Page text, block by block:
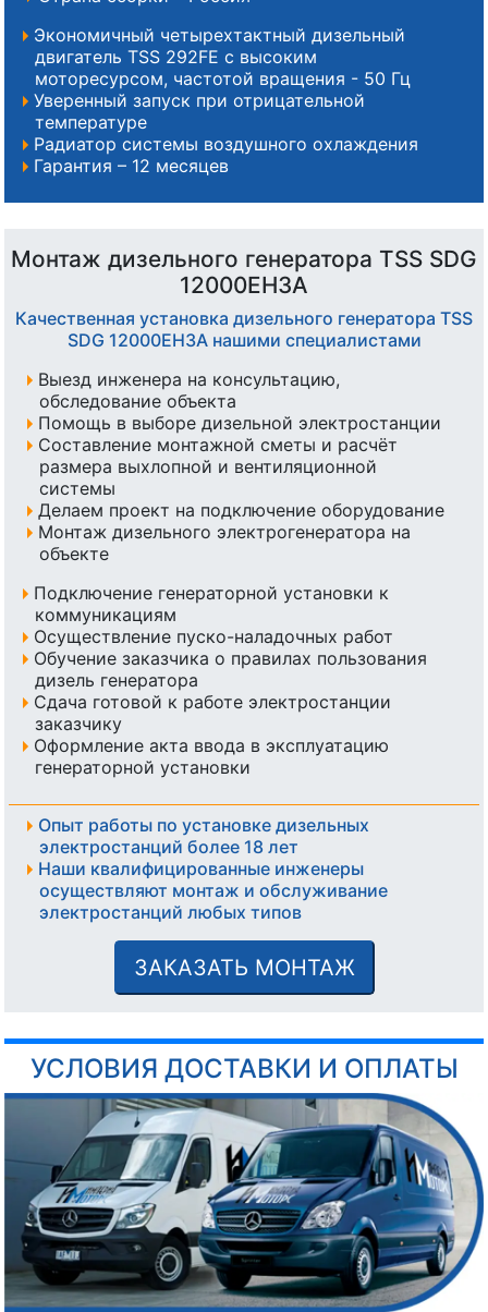
Экономичный четырехтактный дизельный
двигатель TSS 292FE с высоким
моторесурсом, частотой вращения - 50 Гц
Уверенный запуск при отрицательной
температуре
Радиатор системы воздушного охлаждения
Гарантия – 12 месяцев
Монтаж дизельного генератора TSS SDG
12000EH3A
Качественная установка дизельного генератора TSS
SDG 12000EH3A нашими специалистами
Выезд инженера на консультацию,
обследование объекта
Помощь в выборе дизельной электростанции
Составление монтажной сметы и расчёт
размера выхлопной и вентиляционной
системы
Делаем проект на подключение оборудование
Монтаж дизельного электрогенератора на
объекте
Подключение генераторной установки к
коммуникациям
Осуществление пуско-наладочных работ
Обучение заказчика о правилах пользования
дизель генератора
Сдача готовой к работе электростанции
заказчику
Оформление акта ввода в эксплуатацию
генераторной установки
Опыт работы по установке дизельных
электростанций более 18 лет
Наши квалифицированные инженеры
осуществляют монтаж и обслуживание
электростанций любых типов
ЗАКАЗАТЬ МОНТАЖ
УСЛОВИЯ ДОСТАВКИ И ОПЛАТЫ